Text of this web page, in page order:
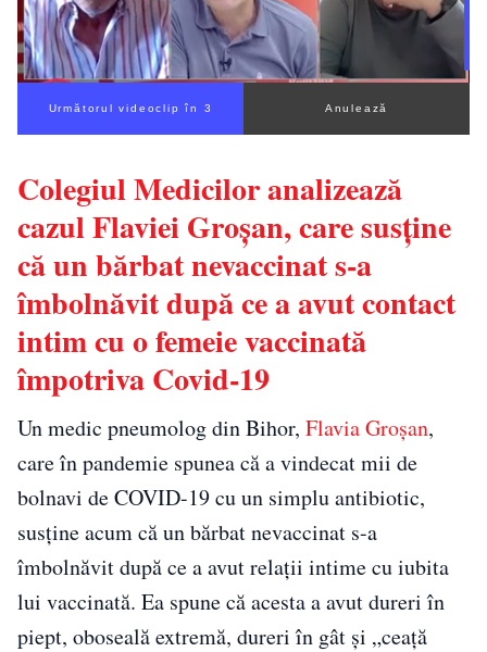
Următorul videoclip în 2 Anulează
Colegiul Medicilor analizează
cazul Flaviei Groșan, care susține
că un bărbat nevaccinat s-a
îmbolnăvit după ce a avut contact
intim cu o femeie vaccinată
împotriva Covid-19
Un medic pneumolog din Bihor, Flavia Groșan,
care în pandemie spunea că a vindecat mii de
bolnavi de COVID-19 cu un simplu antibiotic,
susține acum că un bărbat nevaccinat s-a
îmbolnăvit după ce a avut relații intime cu iubita
lui vaccinată. Ea spune că acesta a avut dureri în
piept, oboseală extremă, dureri în gât și „ceață